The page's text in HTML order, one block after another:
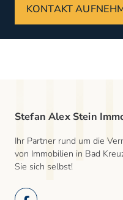
KONTAKT
Stefan Alex Stein
Ihr Partner rund um die
von Immobilien in Bad
Sie sich selbst!